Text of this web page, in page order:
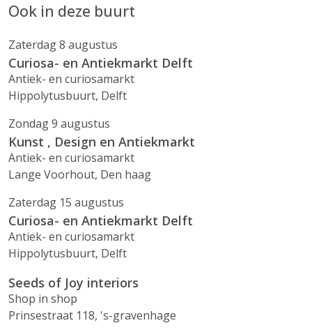
Ook in deze buurt
Zaterdag 8 augustus
Curiosa- en Antiekmarkt Delft
Antiek- en curiosamarkt
Hippolytusbuurt, Delft
Zondag 9 augustus
Kunst , Design en Antiekmarkt
Antiek- en curiosamarkt
Lange Voorhout, Den haag
Zaterdag 15 augustus
Curiosa- en Antiekmarkt Delft
Antiek- en curiosamarkt
Hippolytusbuurt, Delft
Seeds of Joy interiors
Shop in shop
Prinsestraat 118, 's-gravenhage